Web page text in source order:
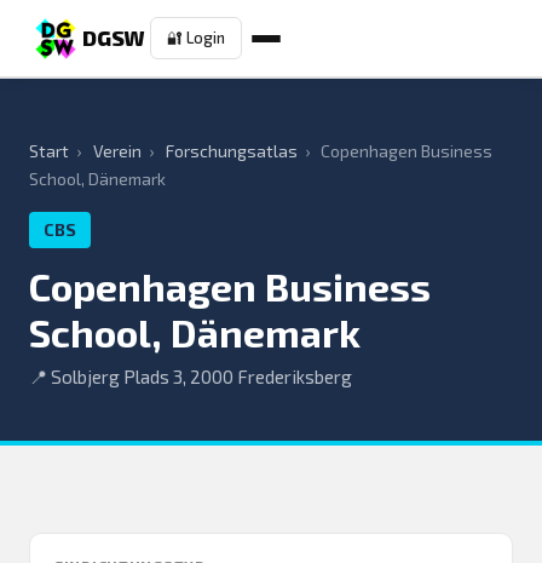
DGSW 🔐 Login
Start › Verein › Forschungsatlas › Copenhagen Business
School, Dänemark
CBS
Copenhagen Business
School, Dänemark
📍 Solbjerg Plads 3, 2000 Frederiksberg